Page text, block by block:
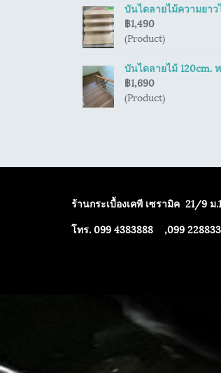
บันไดลายไม้ความยาว
฿1,490
(Product)
บันไดลายไม้ 120cm.
฿1,690
(Product)
ร้านกระเบื้องเคพี เซรามิค 21/9 ม
โทร. 099 4383888 ,099